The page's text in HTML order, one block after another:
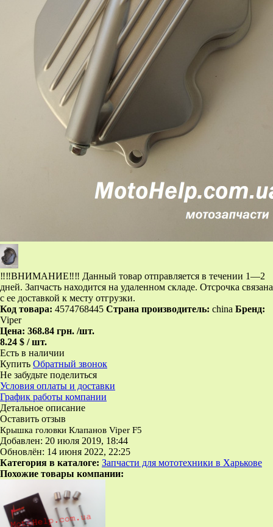
‼‼ВНИМАНИЕ‼‼ Данный товар отправляется в течении 1—2
дней. Запчасть находится на удаленном складе. Отсрочка связана
с ее доставкой к месту отгрузки.
Код товара: 4574768445 Страна производитель: china Бренд:
Viper
Цена: 368.84 грн. /шт.
8.24 $ / шт.
Есть в наличии
Купить Обратный звонок
Не забудьте поделиться
Условия оплаты и доставки
График работы компании
Детальное описание
Оставить отзыв
Крышка головки Клапанов Viper F5
Добавлен: 20 июля 2019, 18:44
Обновлён: 14 июня 2022, 22:25
Категория в каталоге: Запчасти для мототехники в Харькове
Похожие товары компании: